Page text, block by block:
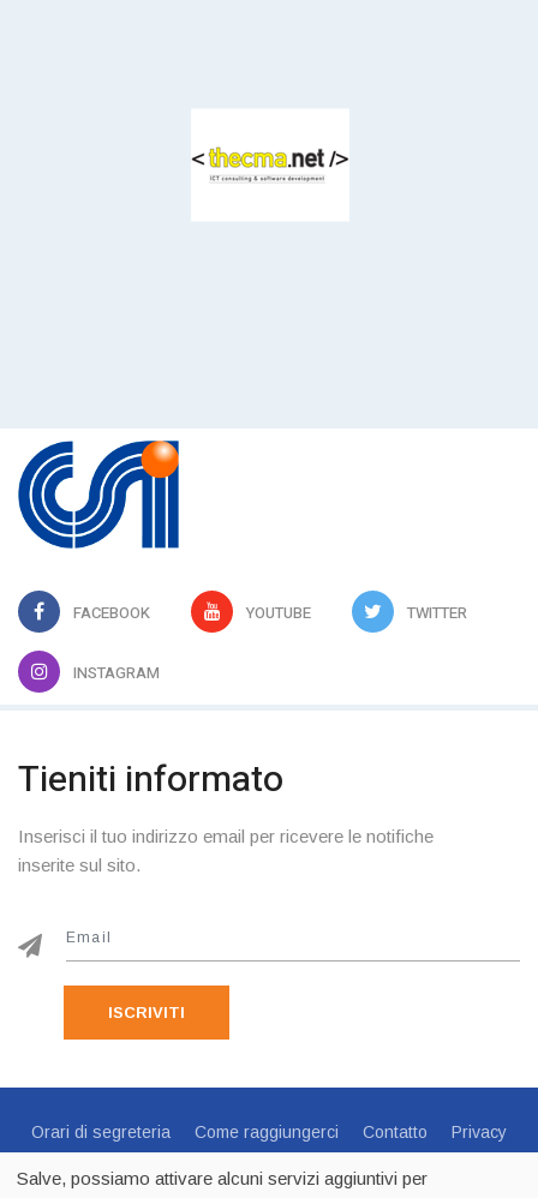
FACEBOOK YOUTUBE TWITTER
INSTAGRAM
Tieniti informato
Inserisci il tuo indirizzo email per ricevere le notifiche
inserite sul sito.
ISCRIVITI
Orari di segreteria Come raggiungerci Contatto
Privacy
Salve, possiamo attivare alcuni servizi aggiuntivi per